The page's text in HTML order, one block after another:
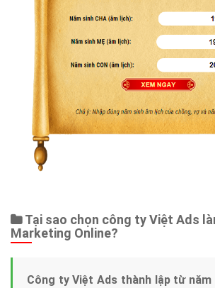
Tại sao chọn công ty Việt Ads
Marketing Online?
Công ty Việt Ads thành lập từ năm